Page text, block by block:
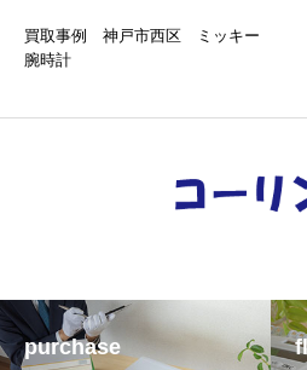
買取事例 神戸市西区 ミッキー
腕時計
purchase